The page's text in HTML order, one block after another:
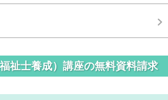
祉士養成）講座の無料資料請求